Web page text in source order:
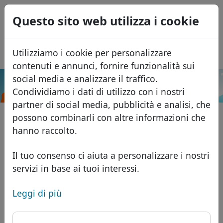
Questo sito web utilizza i cookie
Utilizziamo i cookie per personalizzare
contenuti e annunci, fornire funzionalità sui
social media e analizzare il traffico.
Condividiamo i dati di utilizzo con i nostri
partner di social media, pubblicità e analisi, che
possono combinarli con altre informazioni che
hanno raccolto.
Il tuo consenso ci aiuta a personalizzare i nostri
servizi in base ai tuoi interessi.
Leggi di più
Domini
Database dei domini
Domini africani
Domini asiatici
Domini europei
Domini del Medio Oriente
Domini nordamericani
Listino prezzi
Sconti
Trasferisci
Cerca
Servizi
ID Protect
Hosting DNS
WHOIS
USD
EUR
GBP
Español
Français
Português
Română
Eesti